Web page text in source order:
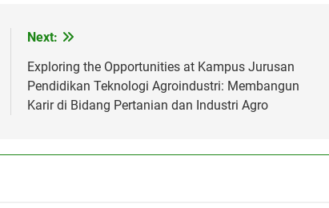
Next:
Exploring the Opportunities at Kampus Jurusan
Pendidikan Teknologi Agroindustri: Membangun
Karir di Bidang Pertanian dan Industri Agro